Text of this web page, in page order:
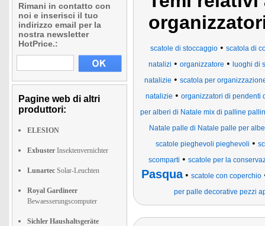
Rimani in contatto con
noi e inserisci il tuo
indirizzo email per la
nostra newsletter
HotPrice.:
Pagine web di altri
produttori:
ELESION
Exbuster Insektenvernichter
Lunartec Solar-Leuchten
Royal Gardineer
Bewaesserungscomputer
Sichler Haushaltsgeräte
scatole di stoccaggio• scatola di
natalizi • organizzatore • luoghi di
natalizie • scatola per
natalizie • organizzatori di pendenti
per alberi di Natale mix di palline
Natale palle di Natale palle per
scatole pieghevoli pieghevoli •
scomparti • scatole per la
Pasqua• scatole con coperchio
per palle decorative pezzi